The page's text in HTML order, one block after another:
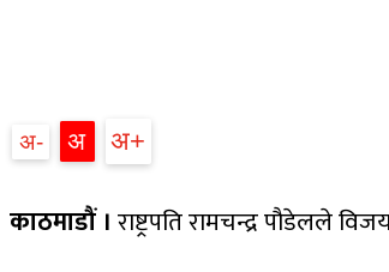
अ- अ अ+
काठमाडौं । राष्ट्रपति रामचन्द्र पौडेलले